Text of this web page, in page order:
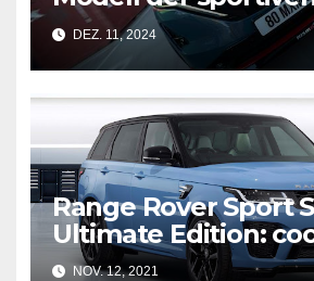
Nismo als
DEZ. 11, 2024
Range Rover Sport
Ultimate Edition:
Modell von 2021
NOV. 12, 2021